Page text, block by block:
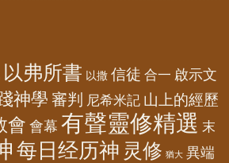
以弗所書 以撒 信徒 合一 啟示文
神學 審判 尼希米記 山上的經歷
會 會幕 有聲靈修精選 末
每日经历神 灵修 猶大 異端